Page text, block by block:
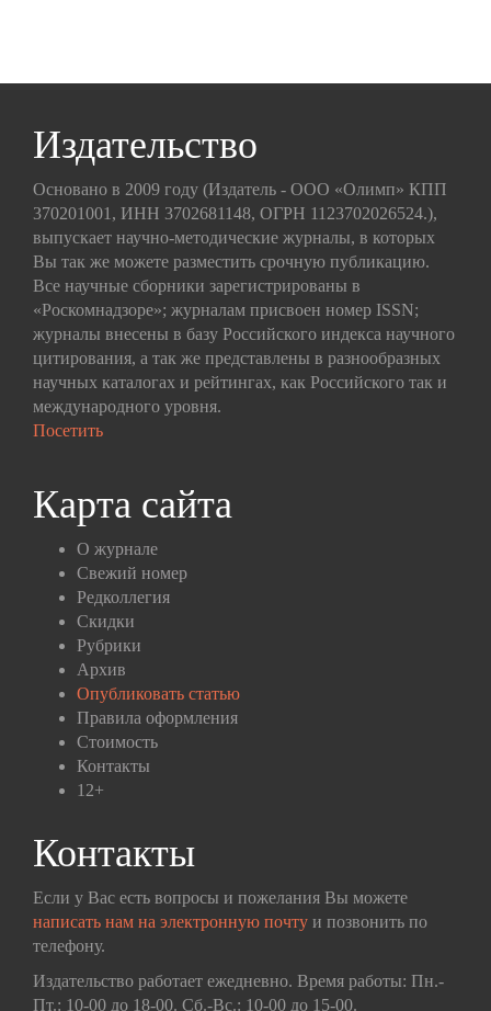
Издательство
Основано в 2009 году (Издатель - ООО «Олимп» КПП
370201001, ИНН 3702681148, ОГРН 1123702026524.),
выпускает научно-методические журналы, в которых
Вы так же можете разместить срочную публикацию.
Все научные сборники зарегистрированы в
«Роскомнадзоре»; журналам присвоен номер ISSN;
журналы внесены в базу Российского индекса научного
цитирования, а так же представлены в разнообразных
научных каталогах и рейтингах, как Российского так и
международного уровня.
Посетить
Карта сайта
О журнале
Свежий номер
Редколлегия
Скидки
Рубрики
Архив
Опубликовать статью
Правила оформления
Стоимость
Контакты
12+
Контакты
Если у Вас есть вопросы и пожелания Вы можете
написать нам на электронную почту и позвонить по
телефону.
Издательство работает ежедневно. Время работы: Пн.-
Пт.: 10-00 до 18-00. Сб.-Вс.: 10-00 до 15-00.